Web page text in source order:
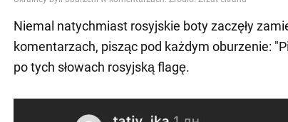
Niemal natychmiast rosyjskie boty zaczęły
komentarzach, pisząc pod każdym oburzenie:
po tych słowach rosyjską flagę.